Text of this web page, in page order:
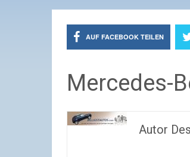
AUF FACEBOOK TEILEN
Mercedes-
Autor